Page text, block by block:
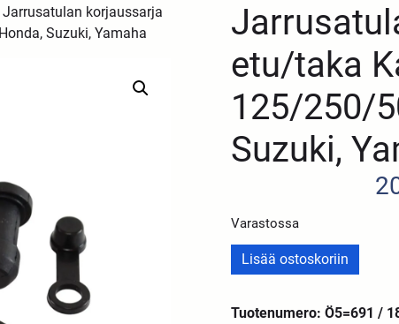
korjaussarja
Suzuki, Yamaha
etu/taka
125/250/
Suzuki,
Varastossa
Lisää ostoskoriin
Tuotenumero: Ö5=691 /